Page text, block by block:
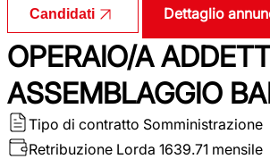
Candidati Dettaglio
OPERAIO/A
ASSEMBLAGGIO
Tipo di contratto Somministrazione
Retribuzione Lorda 1639.71 mensile